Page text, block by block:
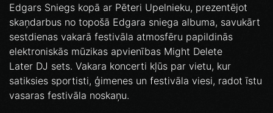
Edgars Sniegs kopā ar Pēteri Upelnieku, prezentējot
skaņdarbus no topošā Edgara sniega albuma, savukārt
sestdienas vakarā festivāla atmosfēru papildinās
elektroniskās mūzikas apvienības Might Delete
Later DJ sets. Vakara koncerti kļūs par vietu, kur
satiksies sportisti, ģimenes un festivāla viesi, radot īstu
vasaras festivāla noskaņu.